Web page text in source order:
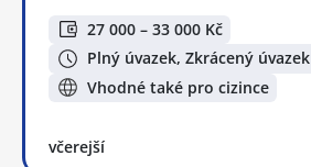
27 000 – 33 000 Kč
Plný úvazek, Zkrácený úvazek
Vhodné také pro cizince
včerejší